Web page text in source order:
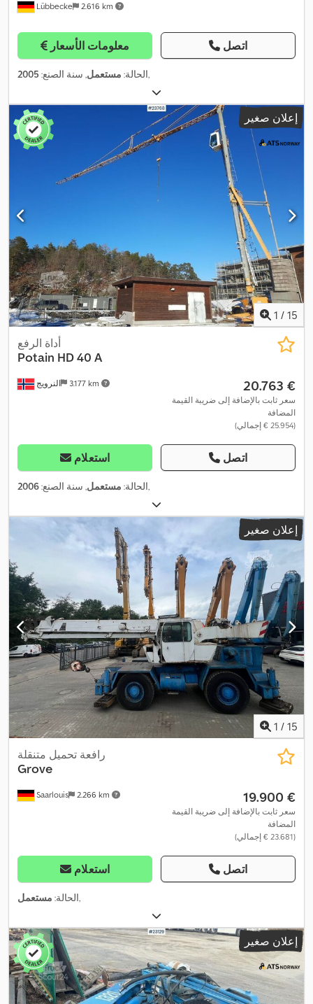
Lübbecke 2.616 km
معلومات الأسعار اتصل
الحالة: مستعمل, سنة الصنع: 2005 ,
إعلان صغير
1 / 15
النرويج 3.177 km
أداة الرفع
Potain HD 40 A
‏20.763 €
سعر ثابت بالإضافة إلى ضريبة القيمة
المضافة
(‏25.954 € إجمالي)
استعلام اتصل
الحالة: مستعمل, سنة الصنع:2006 ,
إعلان صغير
1 / 15
Saarlouis 2.266 km
رافعة تحميل متنقلة
Grove
‏19.900 €
سعر ثابت بالإضافة إلى ضريبة القيمة
المضافة
(‏23.681 € إجمالي)
استعلام اتصل
الحالة: مستعمل ,
إعلان صغير